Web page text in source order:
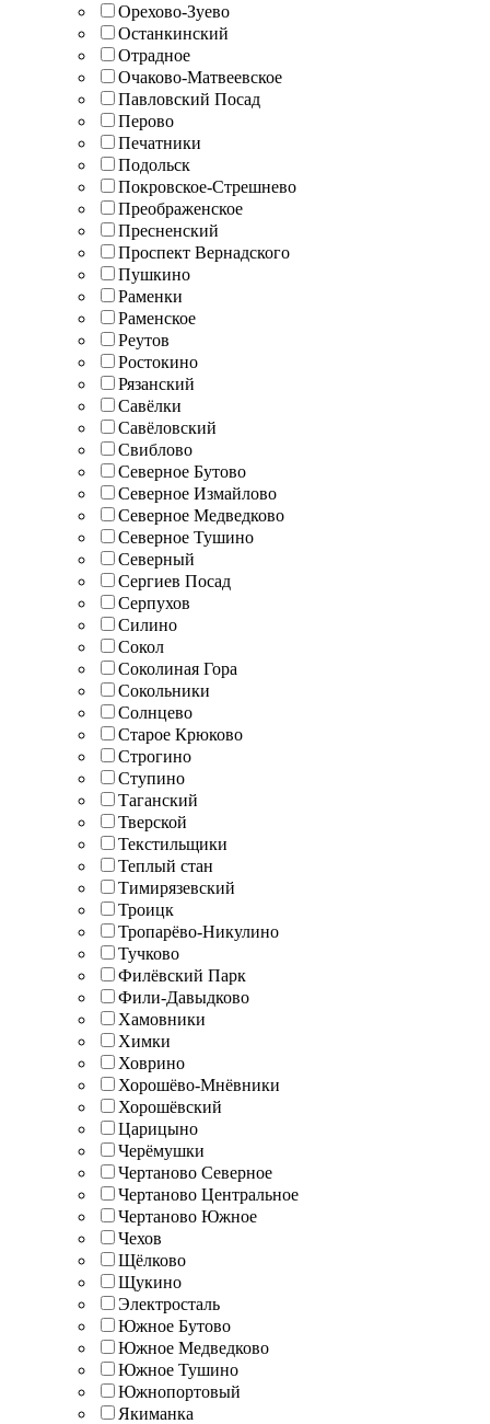
Орехово-Зуево
Останкинский
Отрадное
Очаково-Матвеевское
Павловский Посад
Перово
Печатники
Подольск
Покровское-Стрешнево
Преображенское
Пресненский
Проспект Вернадского
Пушкино
Раменки
Раменское
Реутов
Ростокино
Рязанский
Савёлки
Савёловский
Свиблово
Северное Бутово
Северное Измайлово
Северное Медведково
Северное Тушино
Северный
Сергиев Посад
Серпухов
Силино
Сокол
Соколиная Гора
Сокольники
Солнцево
Старое Крюково
Строгино
Ступино
Таганский
Тверской
Текстильщики
Теплый стан
Тимирязевский
Троицк
Тропарёво-Никулино
Тучково
Филёвский Парк
Фили-Давыдково
Хамовники
Химки
Ховрино
Хорошёво-Мнёвники
Хорошёвский
Царицыно
Черёмушки
Чертаново Северное
Чертаново Центральное
Чертаново Южное
Чехов
Щёлково
Щукино
Электросталь
Южное Бутово
Южное Медведково
Южное Тушино
Южнопортовый
Якиманка